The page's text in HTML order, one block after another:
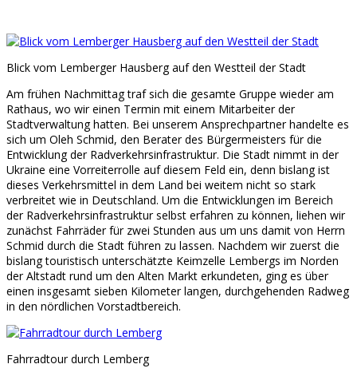
Blick vom Lemberger Hausberg auf den Westteil der Stadt
Am frühen Nachmittag traf sich die gesamte Gruppe wieder am
Rathaus, wo wir einen Termin mit einem Mitarbeiter der
Stadtverwaltung hatten. Bei unserem Ansprechpartner handelte es
sich um Oleh Schmid, den Berater des Bürgermeisters für die
Entwicklung der Radverkehrsinfrastruktur. Die Stadt nimmt in der
Ukraine eine Vorreiterrolle auf diesem Feld ein, denn bislang ist
dieses Verkehrsmittel in dem Land bei weitem nicht so stark
verbreitet wie in Deutschland. Um die Entwicklungen im Bereich
der Radverkehrsinfrastruktur selbst erfahren zu können, liehen wir
zunächst Fahrräder für zwei Stunden aus um uns damit von Herrn
Schmid durch die Stadt führen zu lassen. Nachdem wir zuerst die
bislang touristisch unterschätzte Keimzelle Lembergs im Norden
der Altstadt rund um den Alten Markt erkundeten, ging es über
einen insgesamt sieben Kilometer langen, durchgehenden Radweg
in den nördlichen Vorstadtbereich.
Fahrradtour durch Lemberg